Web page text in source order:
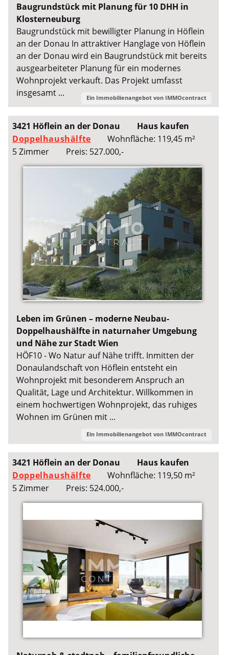
Baugrundstück mit Planung für 10 DHH in
Klosterneuburg
Baugrundstück mit bewilligter Planung in Höflein
an der Donau In attraktiver Hanglage von Höflein
an der Donau wird ein Baugrundstück mit bereits
ausgearbeiteter Planung für ein modernes
Wohnprojekt verkauft. Das Projekt umfasst
insgesamt ...
Ein Immobilienangebot von IMMOcontract
3421 Höflein an der Donau
Haus kaufen
Doppelhaushälfte
Wohnfläche: 119,45 m²
5 Zimmer
Preis: 527.000,-
Leben im Grünen – moderne Neubau-
Doppelhaushälfte in naturnaher Umgebung
und Nähe zur Stadt Wien
HÖF10 - Wo Natur auf Nähe trifft. Inmitten der
Donaulandschaft von Höflein entsteht ein
Wohnprojekt mit besonderem Anspruch an
Qualität, Lage und Architektur. Willkommen in
einem hochwertigen Wohnprojekt, das ruhiges
Wohnen im Grünen mit ...
Ein Immobilienangebot von IMMOcontract
3421 Höflein an der Donau
Haus kaufen
Doppelhaushälfte
Wohnfläche: 119,50 m²
5 Zimmer
Preis: 524.000,-